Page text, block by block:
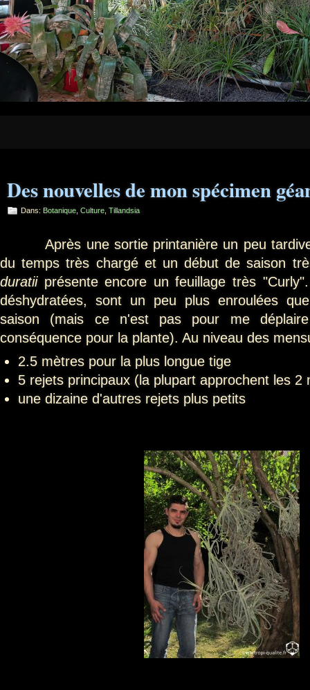
Des nouvelles de mon spécimen
Dans: Botanique Culture Tillandsia
Après une sortie printanière un peu tardive
du temps très chargé et un début de saison
duratiiprésente encore un feuillage très
déshydratées, sont un peu plus enroulées
saison (mais ce n'est pas pour me
conséquence pour la plante). Au niveau des
2.5 mètres pour la plus longue tige
5 rejets principaux (la plupart approchent les 2
une dizaine d'autres rejets plus petits